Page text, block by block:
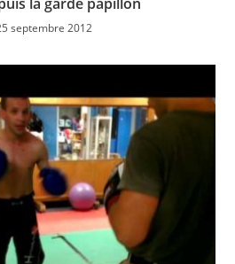
septembre 2012